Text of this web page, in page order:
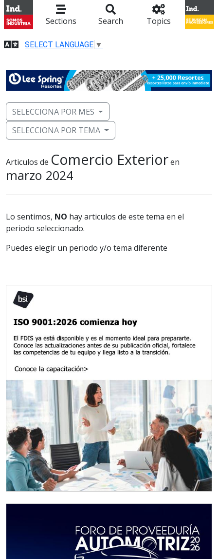
Sections Search Topics
SELECT LANGUAGE ▼
SELECCIONA POR MES
SELECCIONA POR TEMA
Articulos de Comercio Exterioren
marzo 2024
Lo sentimos, NO hay articulos de este tema en el
periodo seleccionado.
Puedes elegir un periodo y/o tema diferente